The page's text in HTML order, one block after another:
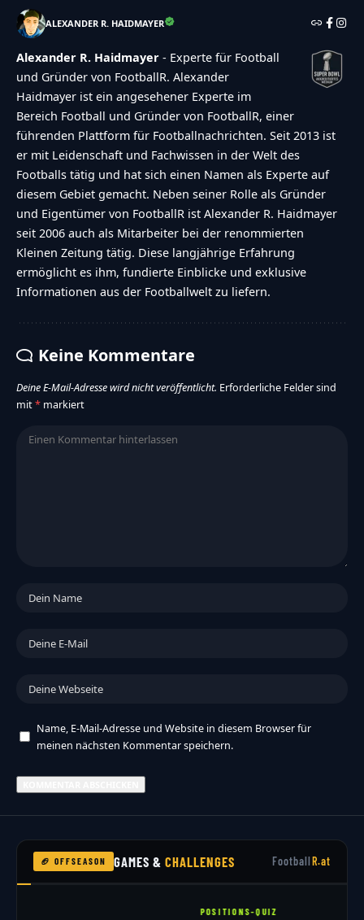
ALEXANDER R. HAIDMAYER
Alexander R. Haidmayer - Experte für Football
und Gründer von FootballR. Alexander
Haidmayer ist ein angesehener Experte im
Bereich Football und Gründer von FootballR, einer
führenden Plattform für Footballnachrichten. Seit 2013 ist
er mit Leidenschaft und Fachwissen in der Welt des
Footballs tätig und hat sich einen Namen als Experte auf
diesem Gebiet gemacht. Neben seiner Rolle als Gründer
und Eigentümer von FootballR ist Alexander R. Haidmayer
seit 2006 auch als Mitarbeiter bei der renommierten
Kleinen Zeitung tätig. Diese langjährige Erfahrung
ermöglicht es ihm, fundierte Einblicke und exklusive
Informationen aus der Footballwelt zu liefern.
Keine Kommentare
Deine E-Mail-Adresse wird nicht veröffentlicht. Erforderliche Felder sind
mit* markiert
Name, E-Mail-Adresse und Website in diesem Browser für
meinen nächsten Kommentar speichern.
🏈 OFFSEASON GAMES &CHALLENGES FootballR.at